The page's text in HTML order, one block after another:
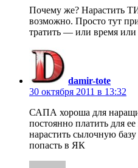
Почему же? Нарастить
возможно. Просто тут
тратить — или время или
damir-tote
30 октября 2011 в 13:32
САПА хороша для
постоянно платить для
нарастить сылочную
попасть в ЯК